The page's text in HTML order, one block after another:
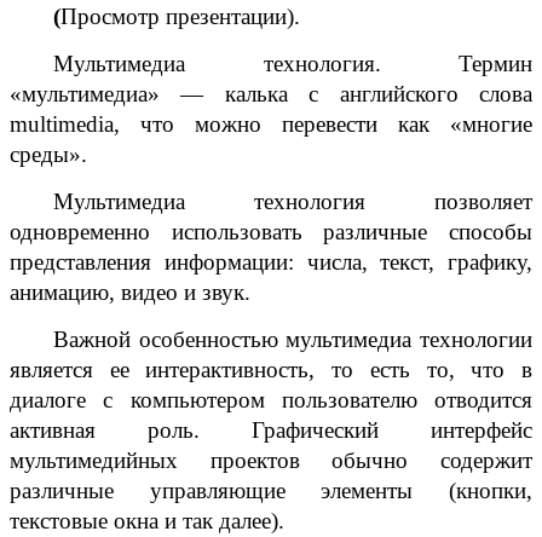
(Просмотр презентации).
Мультимедиа технология. Термин
«мультимедиа» — калька с английского слова
multimedia, что можно перевести как «многие
среды».
Мультимедиа технология позволяет
одновременно использовать различные способы
представления информации: числа, текст, графику,
анимацию, видео и звук.
Важной особенностью мультимедиа технологии
является ее интерактивность, то есть то, что в
диалоге с компьютером пользователю отводится
активная роль. Графический интерфейс
мультимедийных проектов обычно содержит
различные управляющие элементы (кнопки,
текстовые окна и так далее).